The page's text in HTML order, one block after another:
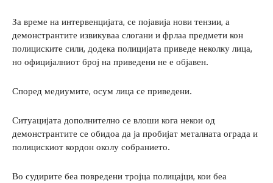
За време на интервенцијата, се појавија нови тензии, а
демонстрантите извикуваа слогани и фрлаа предмети кон
полициските сили, додека полицијата приведе неколку лица,
но официјалниот број на приведени не е објавен.
Според медиумите, осум лица се приведени.
Ситуацијата дополнително се влоши кога некои од
демонстрантите се обидоа да ја пробијат металната ограда и
полицискиот кордон околу собранието.
Во судирите беа повредени тројца полицајци, кои беа